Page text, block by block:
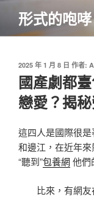
主
形式的咆哮
發
佈
於
2025 年 1 月 8 日 作者:
國產劇都
戀愛？揭
這四人是國際很
和邊江，在近年
“聽到”包養網 他們
比來，有網友